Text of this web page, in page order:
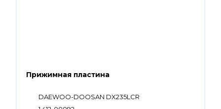
Прижимная пластина
DAEWOO-DOOSAN DX235LCR